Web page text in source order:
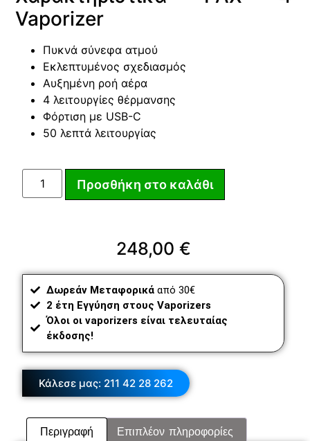
Vaporizer
Πυκνά σύνεφα ατμού
Εκλεπτυμένος σχεδιασμός
Αυξημένη ροή αέρα
4 λειτουργίες θέρμανσης
Φόρτιση με USB-C
50 λεπτά λειτουργίας
Προσθήκη στο καλάθι
248,00 €
Δωρεάν Μεταφορικά από 30€
2 έτη Εγγύηση στους Vaporizers
Όλοι οι vaporizers είναι τελευταίας
έκδοσης!
Κάλεσε μας: 211 42 28 262
Περιγραφή Επιπλέον πληροφορίες